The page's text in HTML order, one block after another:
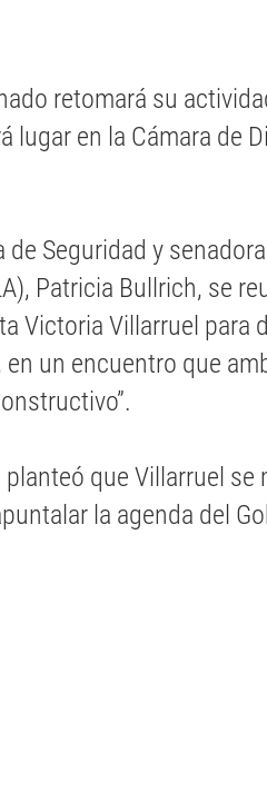
retomará su
lugar en la Cámara de
Seguridad y
Patricia Bullrich, se
Victoria Villarruel para
en un encuentro que
que Villarruel se
la agenda del